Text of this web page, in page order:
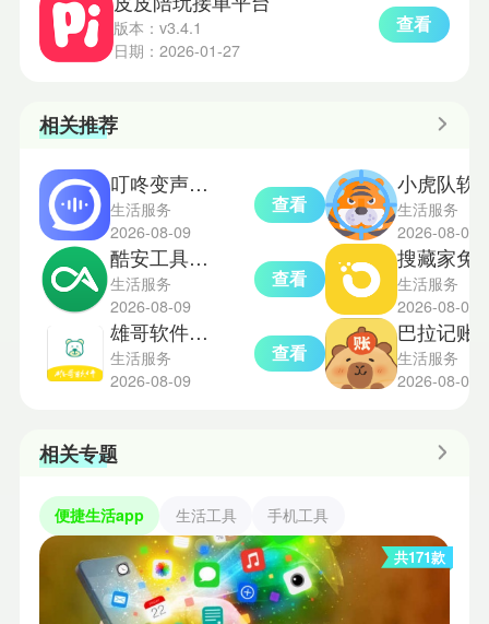
版本：v3.4.1
日期：2026-01-27
查看
相关推荐
叮咚变声器免费版
生活服务
2026-08-09
查看
酷安工具箱手机版
生活服务
2026-08-09
查看
雄哥软件盒子8.0
生活服务
2026-08-09
查看
生活服务
2026-08-09
生活服务
2026-08-08
生活服务
2026-08-08
相关专题
便捷生活app 生活工具 手机工具
共171款